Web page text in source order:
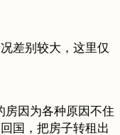
差别较大，这里仅
房因为各种原因不住
国，把房子转租出